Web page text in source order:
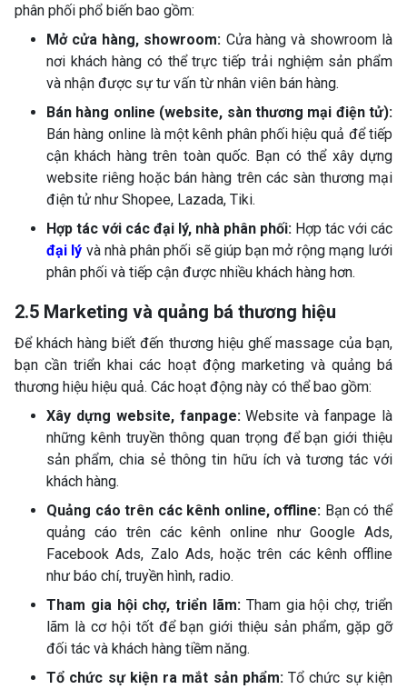
phân phối phổ biến bao gồm:
Mở cửa hàng, showroom: Cửa hàng và showroom là
nơi khách hàng có thể trực tiếp trải nghiệm sản phẩm
và nhận được sự tư vấn từ nhân viên bán hàng.
Bán hàng online (website, sàn thương mại điện tử):
Bán hàng online là một kênh phân phối hiệu quả để tiếp
cận khách hàng trên toàn quốc. Bạn có thể xây dựng
website riêng hoặc bán hàng trên các sàn thương mại
điện tử như Shopee, Lazada, Tiki.
Hợp tác với các đại lý, nhà phân phối: Hợp tác với các
đại lý và nhà phân phối sẽ giúp bạn mở rộng mạng lưới
phân phối và tiếp cận được nhiều khách hàng hơn.
2.5 Marketing và quảng bá thương hiệu
Để khách hàng biết đến thương hiệu ghế massage của bạn,
bạn cần triển khai các hoạt động marketing và quảng bá
thương hiệu hiệu quả. Các hoạt động này có thể bao gồm:
Xây dựng website, fanpage:Website và fanpage là
những kênh truyền thông quan trọng để bạn giới thiệu
sản phẩm, chia sẻ thông tin hữu ích và tương tác với
khách hàng.
Quảng cáo trên các kênh online, offline: Bạn có thể
quảng cáo trên các kênh online như Google Ads,
Facebook Ads, Zalo Ads, hoặc trên các kênh offline
như báo chí, truyền hình, radio.
Tham gia hội chợ, triển lãm: Tham gia hội chợ, triển
lãm là cơ hội tốt để bạn giới thiệu sản phẩm, gặp gỡ
đối tác và khách hàng tiềm năng.
Tổ chức sự kiện ra mắt sản phẩm:Tổ chức sự kiện